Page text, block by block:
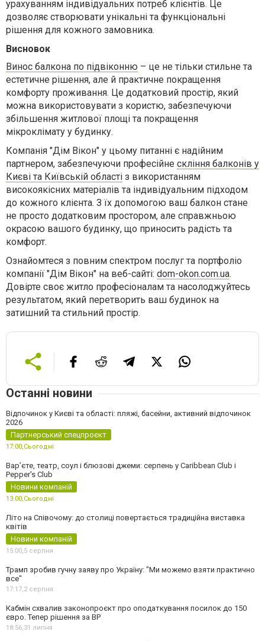
урахуванням індивідуальних потреб клієнтів. Це
дозволяє створювати унікальні та функціональні
рішення для кожного замовника.
Висновок
Винос балкона по підвіконню – це не тільки стильне та
естетичне рішення, але й практичне покращення
комфорту проживання. Це додатковий простір, який
можна використовувати з користю, забезпечуючи
збільшення житлової площі та покращення
мікроклімату у будинку.
Компанія "Дім Вікон" у цьому питанні є надійним
партнером, забезпечуючи професійне скління балконів у
Києві та Київській області з використанням
високоякісних матеріалів та індивідуальним підходом
до кожного клієнта. З їх допомогою ваш балкон стане
не просто додатковим простором, але справжньою
окрасою вашого будинку, що приносить радість та
комфорт.
Ознайомтеся з повним спектром послуг та портфоліо
компанії "Дім Вікон" на веб-сайті: dom-okon.com.ua.
Довірте своє житло професіоналам та насолоджуйтесь
результатом, який перетворить ваш будинок на
затишний та стильний простір.
Останні новини
Відпочинок у Києві та області: пляжі, басейни, активний відпочинок
2026
Партнерський спецпроєкт
17:00,Сьогодні
Вар’єте, театр, соул і блюзові джеми: серпень у Caribbean Club і
Pepper's Club
Новини компаній
13:00,Сьогодні
Літо на Співочому: до столиці повертається традиційна виставка
квітів
Новини компаній
15:00,5 серпня
Трамп зробив гучну заяву про Україну: "Ми можемо взяти практично
все"
17:17,2 серпня
Кабмін схвалив законопроєкт про оподаткування посилок до 150
євро. Тепер рішення за ВР
18:56,31 липня